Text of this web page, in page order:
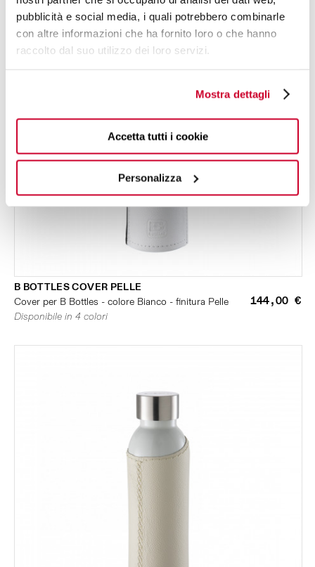
pubblicità e social media, i quali potrebbero combinarle
con altre informazioni che ha fornito loro o che hanno
raccolto dal suo utilizzo dei loro servizi.
Mostra dettagli
Accetta tutti i cookie
Personalizza
B BOTTLES COVER PELLE
Cover per B Bottles - colore Bianco - finitura Pelle
144,00 €
Disponibile in 4 colori